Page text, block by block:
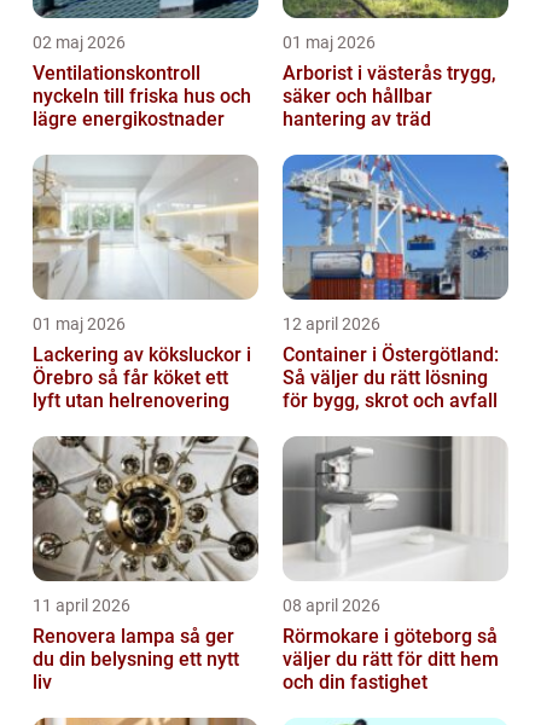
02 maj 2026
Ventilationskontroll
nyckeln till friska hus och
lägre energikostnader
01 maj 2026
Arborist i västerås trygg,
säker och hållbar
hantering av träd
01 maj 2026
Lackering av köksluckor i
Örebro så får köket ett
lyft utan helrenovering
12 april 2026
Container i Östergötland:
Så väljer du rätt lösning
för bygg, skrot och avfall
11 april 2026
Renovera lampa så ger
du din belysning ett nytt
liv
08 april 2026
Rörmokare i göteborg så
väljer du rätt för ditt hem
och din fastighet